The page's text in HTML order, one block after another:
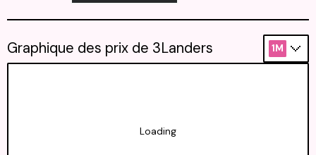
Graphique des prix de 3Landers 1M
Loading